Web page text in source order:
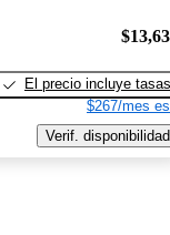
El precio incluye tasas
$267/mes
Verif. disponibilidad